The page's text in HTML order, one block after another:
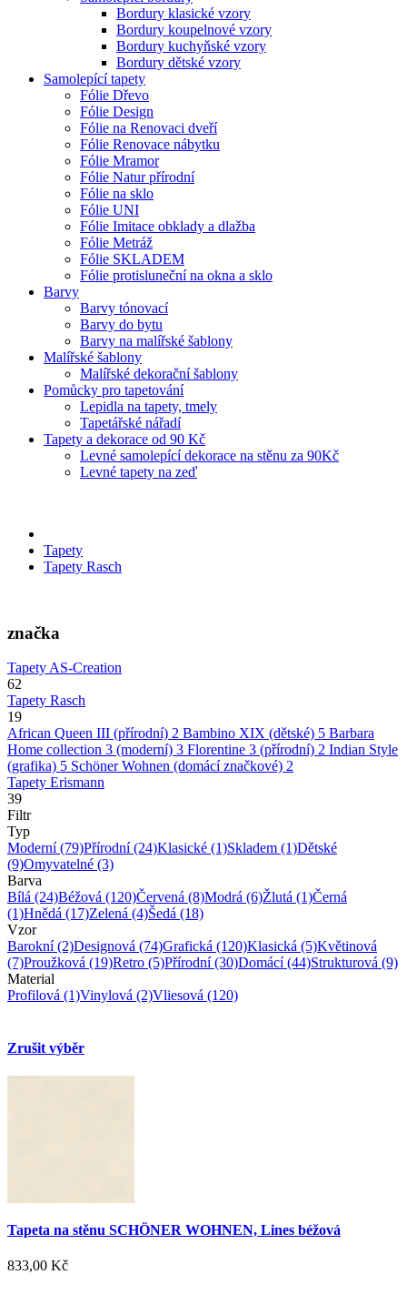
Bordury klasické vzory
Bordury koupelnové vzory
Bordury kuchyňské vzory
Bordury dětské vzory
Samolepící tapety
Fólie Dřevo
Fólie Design
Fólie na Renovaci dveří
Fólie Renovace nábytku
Fólie Mramor
Fólie Natur přírodní
Fólie na sklo
Fólie UNI
Fólie Imitace obklady a dlažba
Fólie Metráž
Fólie SKLADEM
Fólie protisluneční na okna a sklo
Barvy
Barvy tónovací
Barvy do bytu
Barvy na malířské šablony
Malířské šablony
Malířské dekorační šablony
Pomůcky pro tapetování
Lepidla na tapety, tmely
Tapetářské nářadí
Tapety a dekorace od 90 Kč
Levné samolepící dekorace na stěnu za 90Kč
Levné tapety na zeď
Tapety
Tapety Rasch
značka
Tapety AS-Creation
62
Tapety Rasch
19
African Queen III (přírodní) 2 Bambino XIX (dětské) 5 Barbara
Home collection 3 (moderní) 3 Florentine 3 (přírodní) 2 Indian Style
(grafika) 5 Schöner Wohnen (domácí značkové) 2
Tapety Erismann
39
Filtr
Typ
Moderní(79)Přírodní(24)Klasické (1)Skladem (1)Dětské
(9)Omyvatelné (3)
Barva
Bílá (24)Béžová (120)Červená (8)Modrá (6)Žlutá (1)Černá
(1)Hnědá (17)Zelená (4)Šedá (18)
Vzor
Barokní(2)Designová (74)Grafická (120)Klasická (5)Květinová
(7)Proužková (19)Retro (5)Přírodní(30)Domácí(44)Strukturová (9)
Material
Profilová (1)Vinylová (2)Vliesová (120)
Zrušit výběr
Tapeta na stěnu SCHÖNER WOHNEN, Lines béžová
833,00 Kč